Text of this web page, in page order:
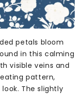
petals bloom
in this calming
visible veins and
pattern,
The slightly